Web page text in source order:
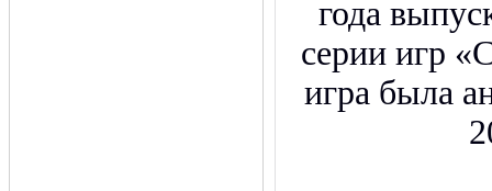
года
серии игр
игра была